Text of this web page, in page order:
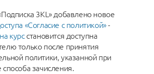
3KL» добавлено новое
«Согласие с политикой»-
курсстановится доступна
только после принятия
политики, указанной при
способа зачисления.